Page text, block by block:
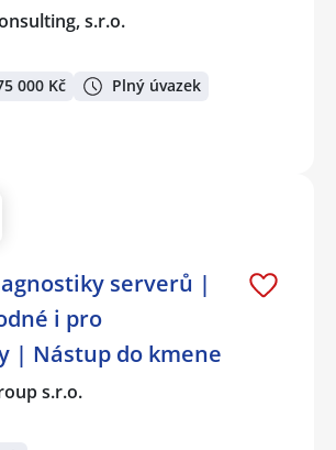
s.r.o.
000 Kč Plný úvazek
serverů |
i pro
| Nástup do kmene
s.r.o.